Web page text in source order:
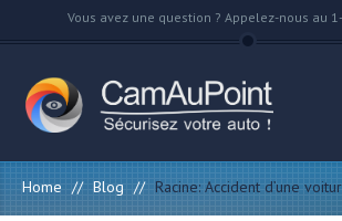
Vous avez une question ? Appelez-nous au
Home // Blog // Racine: Accident d’une